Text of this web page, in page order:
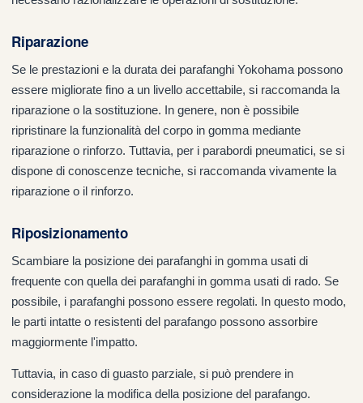
Riparazione
Se le prestazioni e la durata dei parafanghi Yokohama possono
essere migliorate fino a un livello accettabile, si raccomanda la
riparazione o la sostituzione. In genere, non è possibile
ripristinare la funzionalità del corpo in gomma mediante
riparazione o rinforzo. Tuttavia, per i parabordi pneumatici, se si
dispone di conoscenze tecniche, si raccomanda vivamente la
riparazione o il rinforzo.
Riposizionamento
Scambiare la posizione dei parafanghi in gomma usati di
frequente con quella dei parafanghi in gomma usati di rado. Se
possibile, i parafanghi possono essere regolati. In questo modo,
le parti intatte o resistenti del parafango possono assorbire
maggiormente l'impatto.
Tuttavia, in caso di guasto parziale, si può prendere in
considerazione la modifica della posizione del parafango.